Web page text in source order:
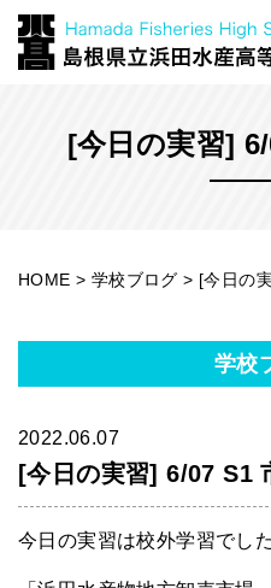
[今日の実習]
学校
HOME > 学校ブログ > [今日の
学校
2022.06.07
[今日の実習] 6/07 S1
今日の実習は校外学習でした